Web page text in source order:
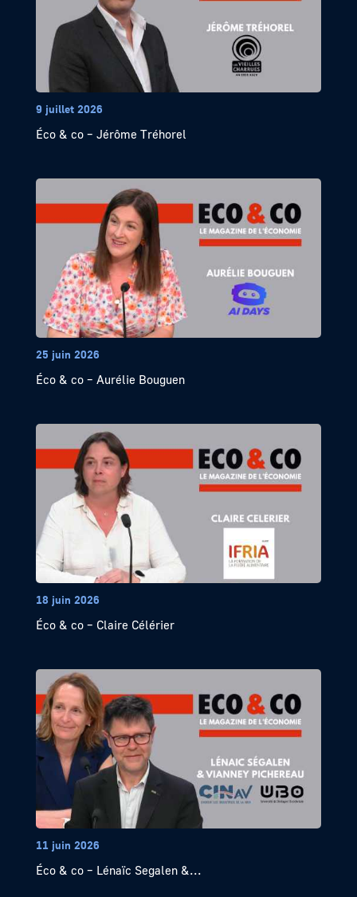
9 juillet 2026
Éco & co – Jérôme Tréhorel
25 juin 2026
Éco & co – Aurélie Bouguen
18 juin 2026
Éco & co – Claire Célérier
11 juin 2026
Éco & co – Lénaïc Segalen &...